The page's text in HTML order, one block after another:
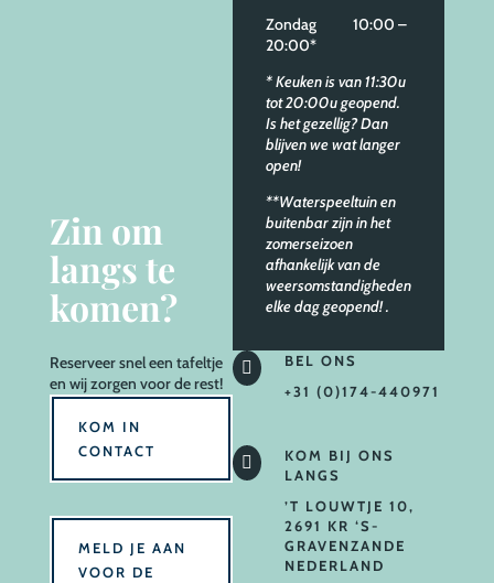
Zin om
langs te
komen?
Reserveersnel een tafeltje
en wij zorgen voor de rest!
KOM IN
CONTACT
MELD JE AAN
VOOR DE
Zondag 10:00 –
20:00*
* Keuken is van 11:30u
tot 20:00u geopend.
Is het gezellig? Dan
blijven we wat langer
open!
**Waterspeeltuin en
buitenbar zijn in het
zomerseizoen
afhankelijk van de
weersomstandigheden
elke dag geopend!.

BEL ONS
+31 (0)174-440971

KOM BIJ ONS
LANGS
’T LOUWTJE 10,
2691 KR ‘S-
GRAVENZANDE
NEDERLAND